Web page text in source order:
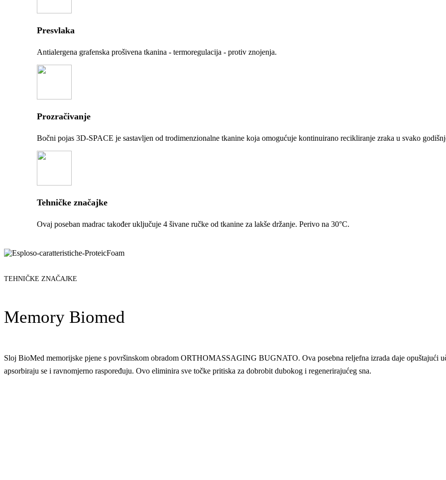
Presvlaka
Antialergena grafenska prošivena tkanina - termoregulacija - protiv znojenja.
Prozračivanje
Bočni pojas 3D-SPACE je sastavljen od trodimenzionalne tkanine koja omogućuje kontinuirano recikliranje zraka u svako
Tehničke značajke
Ovaj poseban madrac također uključuje 4 šivane ručke od tkanine za lakše držanje. Perivo na 30°C.
TEHNIČKE ZNAČAJKE
Memory Biomed
Sloj BioMed memorijske pjene s površinskom obradom ORTHOMASSAGING BUGNATO. Ova posebna reljefna izrada daje opuštajući
apsorbiraju se i ravnomjerno raspoređuju. Ovo eliminira sve točke pritiska za dobrobit dubokog i regenerirajućeg sna.